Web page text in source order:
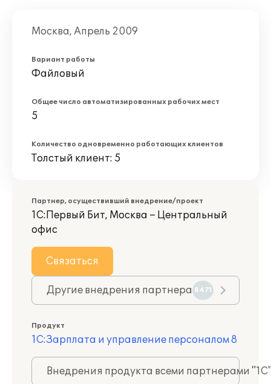
Москва, Апрель 2009
Вариант работы
Файловый
Общее число автоматизированных рабочих мест
5
Количество одновременно работающих клиентов
Толстый клиент: 5
Партнер, осуществивший внедрение/проект
1С:Первый Бит, Москва – Центральный
офис
Связаться
Другие внедрения партнера 8471
Продукт
1С:Зарплата и управление персоналом 8
Внедрения продукта всеми партнерами